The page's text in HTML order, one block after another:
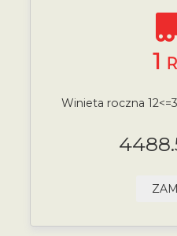
1
Winieta roczna